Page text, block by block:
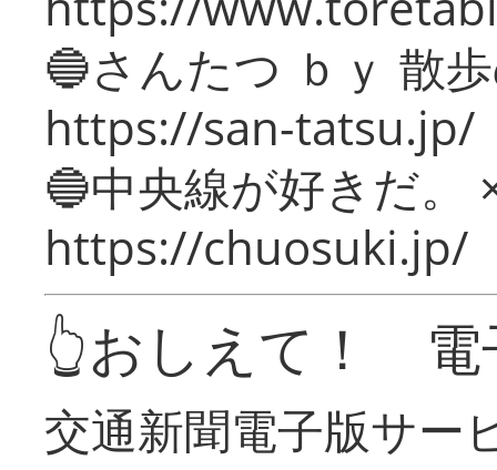
🔵さんたつ ｂｙ 散
https://san-tatsu.jp/
🔵中央線が好きだ。
https://chuosuki.jp/
👆おしえて！ 電
交通新聞電子版サー